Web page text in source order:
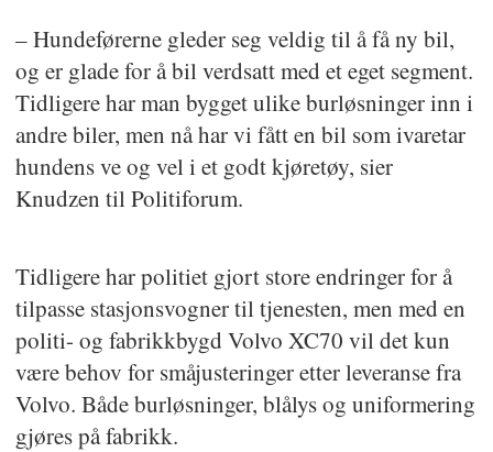
– Hundeførerne gleder seg veldig til å få ny bil,
og er glade for å bil verdsatt med et eget segment.
Tidligere har man bygget ulike burløsninger inn i
andre biler, men nå har vi fått en bil som ivaretar
hundens ve og vel i et godt kjøretøy, sier
Knudzen til Politiforum.
Tidligere har politiet gjort store endringer for å
tilpasse stasjonsvogner til tjenesten, men med en
politi- og fabrikkbygd Volvo XC70 vil det kun
være behov for småjusteringer etter leveranse fra
Volvo. Både burløsninger, blålys og uniformering
gjøres på fabrikk.